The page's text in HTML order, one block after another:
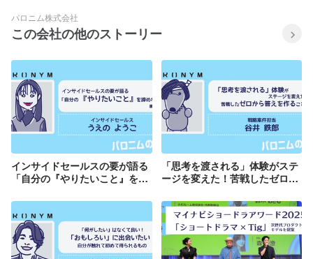
パロニム株式会社
この会社の他のストーリー
インサイドセールスの要が語る
「自分の『やりたいこと』を諦
「思考を渡される」体験がステ
ージを変えた！苦戦したゼロか